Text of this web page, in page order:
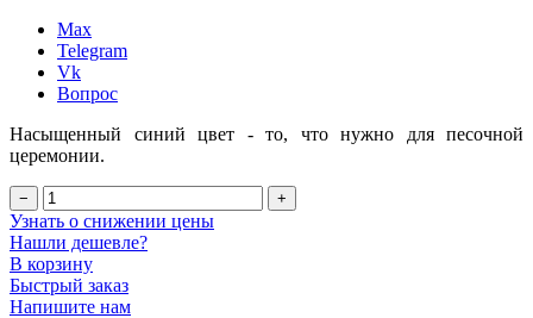
Max
Telegram
Vk
Вопрос
Насыщенный синий цвет - то, что нужно для песочной
церемонии.
− +
Узнать о снижении цены
Нашли дешевле?
В корзину
Быстрый заказ
Напишите нам